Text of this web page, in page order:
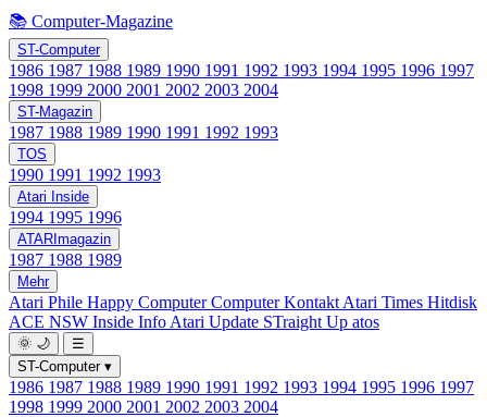
📚 Computer-Magazine
ST-Computer
1986 1987 1988 1989 1990 1991 1992 1993 1994 1995 1996 1997
1998 1999 2000 2001 2002 2003 2004
ST-Magazin
1987 1988 1989 1990 1991 1992 1993
TOS
1990 1991 1992 1993
Atari Inside
1994 1995 1996
ATARImagazin
1987 1988 1989
Mehr
Atari Phile Happy ComputerComputer Kontakt Atari Times Hitdisk
ACE NSW Inside Info Atari Update STraight Up atos
🌞 🌙
☰
ST-Computer ▾
1986 1987 1988 1989 1990 1991 1992 1993 1994 1995 1996 1997
1998 1999 2000 2001 2002 2003 2004